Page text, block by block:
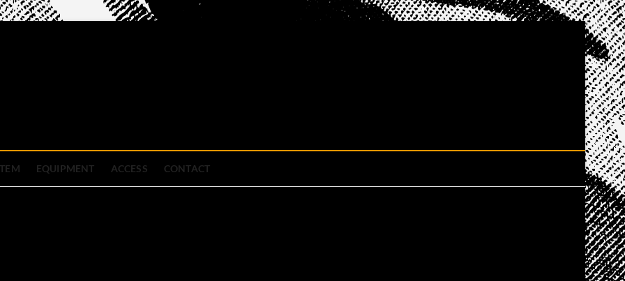
EQUIPMENT ACCESS CONTACT